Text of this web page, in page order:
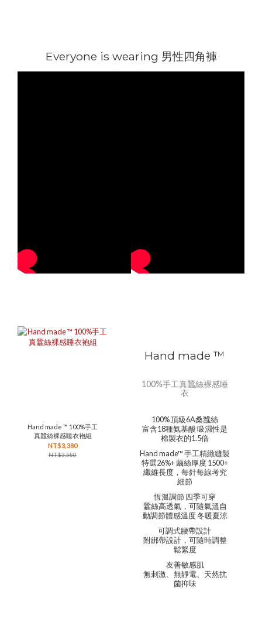
Everyone is wearing 男性四角褲
Hand made ™ 100%手工
真蠶絲裸感睡衣袍組
NT$3,380
NT$3,580
Hand made ™
100%手工真蠶絲裸感睡
衣
100% 頂級6A桑蠶絲
富含18種氨基酸 吸濕性是
棉製衣的1.5倍
Hand made™ 手工精緻縫製
特選26%+ 繭絲厚度 1500+
纖維長度，每針每線考究
細節
恆溫調節 四季可穿
蠶絲高透氣，可隨氣溫自
動調節體感溫度 冬暖夏涼
可調式腰帶設計
附綁帶設計，可隨時調整
鬆緊度
友善敏感肌
無刺激、無靜電、天然抗
菌抑味